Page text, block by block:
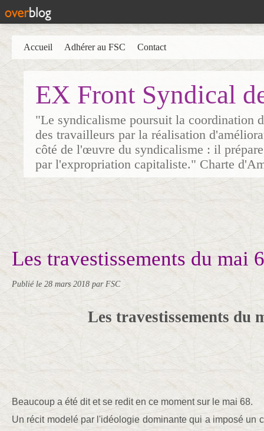
EX Front Syndical
"Le syndicalisme poursuit la coordination
des travailleurs par la réalisation
côté de l'œuvre du syndicalisme : il
par l'expropriation capitaliste." Charte
Accueil Adhérer au FSC Contact
Les travestissements du mai
Publié le 28 mars 2018 par FSC
Les travestissements du
Beaucoup a été dit et se redit en ce moment sur le mai 68.
Un récit modelé par l'idéologie dominante qui a imposé un